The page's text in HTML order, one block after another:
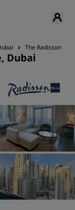
The Radisson Blu
Dubai